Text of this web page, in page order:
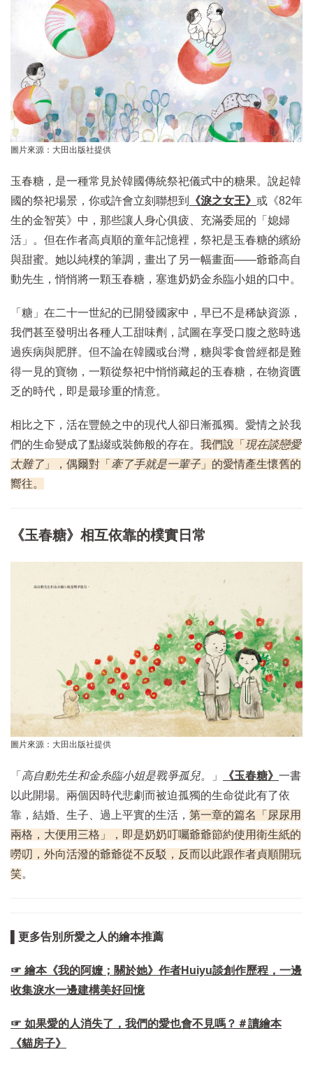
圖片來源：大田出版社提供
玉春糖，是一種常見於韓國傳統祭祀儀式中的糖果。說起韓
國的祭祀場景，你或許會立刻聯想到
《淚之女王》 或《82年
生的金智英》中，那些讓人身心俱疲、充滿委屈的「媳婦
活」。但在作者高貞順的童年記憶裡，祭祀是玉春糖的繽紛
與甜蜜。她以純樸的筆調，畫出了另一幅畫面——爺爺高自
動先生，悄悄將一顆玉春糖，塞進奶奶金糸臨小姐的口中。
「糖」在二十一世紀的已開發國家中，早已不是稀缺資源，
我們甚至發明出各種人工甜味劑，試圖在享受口腹之慾時逃
過疾病與肥胖。但不論在韓國或台灣，糖與零食曾經都是難
得一見的寶物，一顆從祭祀中悄悄藏起的玉春糖，在物資匱
乏的時代，即是最珍重的情意。
相比之下，活在豐饒之中的現代人卻日漸孤獨。愛情之於我
們的生命變成了點綴或裝飾般的存在。 我們說「 現在談戀愛
太難了 」，偶爾對「 牽了手就是一輩子 」的愛情產生懷舊的
嚮往。
《玉春糖》相互依靠的樸實日常
圖片來源：大田出版社提供
「 高自動先生和金糸臨小姐是戰爭孤兒。 」 《玉春糖》 一書
以此開場。兩個因時代悲劇而被迫孤獨的生命從此有了依
靠，結婚、生子、過上平實的生活， 第一章的篇名「尿尿用
兩格，大便用三格」，即是奶奶叮囑爺爺節約使用衛生紙的
嘮叨，外向活潑的爺爺從不反駁，反而以此跟作者貞順開玩
笑。
▌更多告別所愛之人的繪本推薦
☞ 繪本《我的阿嬤；關於她》作者Huiyu談創作歷程，一邊
收集淚水一邊建構美好回憶
☞ 如果愛的人消失了，我們的愛也會不見嗎？＃讀繪本
《貓房子》